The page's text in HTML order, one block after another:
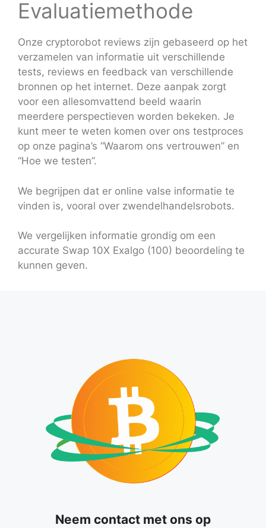
Evaluatiemethode
Onze cryptorobot reviews zijn gebaseerd op het
verzamelen van informatie uit verschillende
tests, reviews en feedback van verschillende
bronnen op het internet. Deze aanpak zorgt
voor een allesomvattend beeld waarin
meerdere perspectieven worden bekeken. Je
kunt meer te weten komen over ons testproces
op onze pagina’s “Waarom ons vertrouwen” en
“Hoe we testen”.
We begrijpen dat er online valse informatie te
vinden is, vooral over zwendelhandelsrobots.
We vergelijken informatie grondig om een
accurate Swap 10X Exalgo (100) beoordeling te
kunnen geven.
Neem contact met ons op